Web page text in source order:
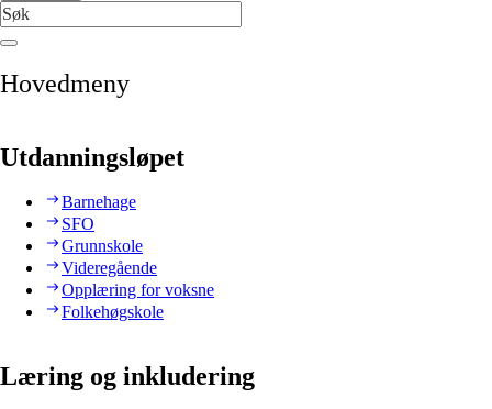
Hovedmeny
Utdanningsløpet
Barnehage
SFO
Grunnskole
Videregående
Opplæring for voksne
Folkehøgskole
Læring og inkludering